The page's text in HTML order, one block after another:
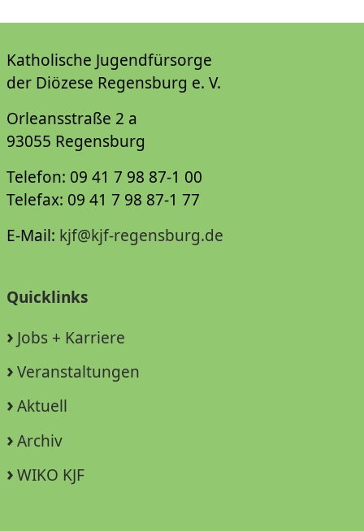
Katholische Jugendfürsorge
der Diözese Regensburg e. V.
Orleansstraße 2 a
93055 Regensburg
Telefon: 09 41 7 98 87-1 00
Telefax: 09 41 7 98 87-1 77
E-Mail: kjf@kjf-regensburg.de
Quicklinks
Jobs + Karriere
Veranstaltungen
Aktuell
Archiv
WIKO KJF